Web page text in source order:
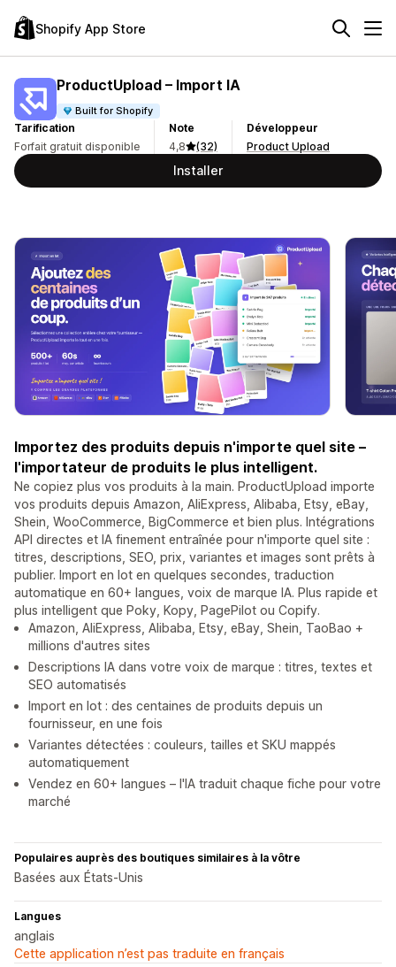
Shopify App Store
ProductUpload – Import IA
Built for Shopify
Tarification
Forfait gratuit disponible
Note
4,8
(32)
Développeur
Product Upload
Installer
Importez des produits depuis n'importe quel site –
l'importateur de produits le plus intelligent.
Ne copiez plus vos produits à la main. ProductUpload importe
vos produits depuis Amazon, AliExpress, Alibaba, Etsy, eBay,
Shein, WooCommerce, BigCommerce et bien plus. Intégrations
API directes et IA finement entraînée pour n'importe quel site :
titres, descriptions, SEO, prix, variantes et images sont prêts à
publier. Import en lot en quelques secondes, traduction
automatique en 60+ langues, voix de marque IA. Plus rapide et
plus intelligent que Poky, Kopy, PagePilot ou Copify.
Amazon, AliExpress, Alibaba, Etsy, eBay, Shein, TaoBao +
millions d'autres sites
Descriptions IA dans votre voix de marque : titres, textes et
SEO automatisés
Import en lot : des centaines de produits depuis un
fournisseur, en une fois
Variantes détectées : couleurs, tailles et SKU mappés
automatiquement
Vendez en 60+ langues – l'IA traduit chaque fiche pour votre
marché
Populaires auprès des boutiques similaires à la vôtre
Basées aux États-Unis
Langues
anglais
Cette application n’est pas traduite en français